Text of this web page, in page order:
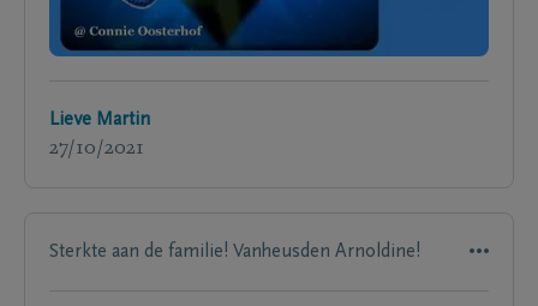
Lieve Martin
27/10/2021
Sterkte aan de familie! Vanheusden Arnoldine!